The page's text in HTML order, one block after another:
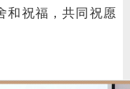
和祝福，共同祝愿